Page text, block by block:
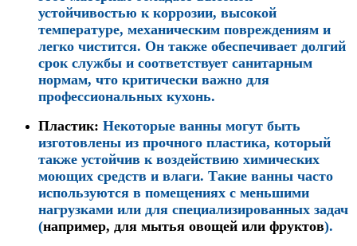
устойчивостью к коррозии, высокой
температуре, механическим повреждениям и
легко чистится. Он также обеспечивает долгий
срок службы и соответствует санитарным
нормам, что критически важно для
профессиональных кухонь.
Пластик: Некоторые ванны могут быть
изготовлены из прочного пластика, который
также устойчив к воздействию химических
моющих средств и влаги. Такие ванны часто
используются в помещениях с меньшими
нагрузками или для специализированных задач
(например, для мытья овощей или фруктов).